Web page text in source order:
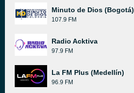
Minuto de Dios (Bogotá)
107.9 FM
Radio Acktiva
97.9 FM
La FM Plus (Medellín)
96.9 FM